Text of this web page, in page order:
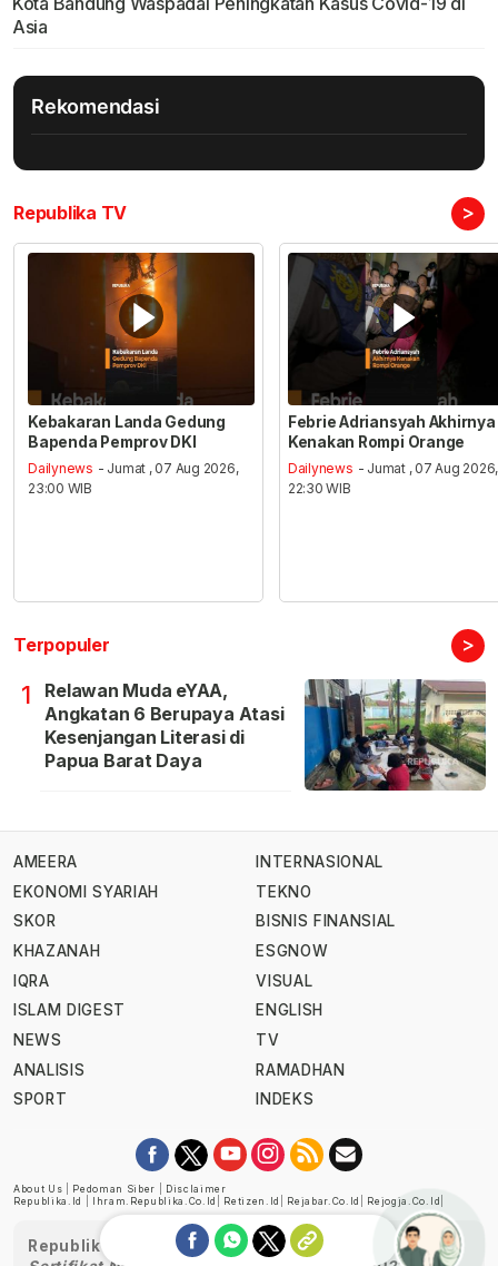
Asia
Rekomendasi
Republika TV >
Kebakaran Landa Gedung
Bapenda Pemprov DKI
Dailynews - Jumat , 07 Aug 2026,
23:00 WIB
Febrie Adriansyah Akhirnya
Kenakan Rompi Orange
Dailynews - Jumat , 07 Aug 2026,
22:30 WIB
Terpopuler >
1
Relawan Muda eYAA,
Angkatan 6 Berupaya Atasi
Kesenjangan Literasi di
Papua Barat Daya
AMEERA
EKONOMI SYARIAH
SKOR
KHAZANAH
IQRA
ISLAM DIGEST
NEWS
ANALISIS
SPORT
INTERNASIONAL
TEKNO
BISNIS FINANSIAL
ESGNOW
VISUAL
ENGLISH
TV
RAMADHAN
INDEKS
About Us Pedoman Siber
Disclaimer
Republika.id
Ihram.republika.co.id Retizen.id Rejabar.co.id Rejogja.co.id
Republika telah diverifikasi oleh Dewan Pers